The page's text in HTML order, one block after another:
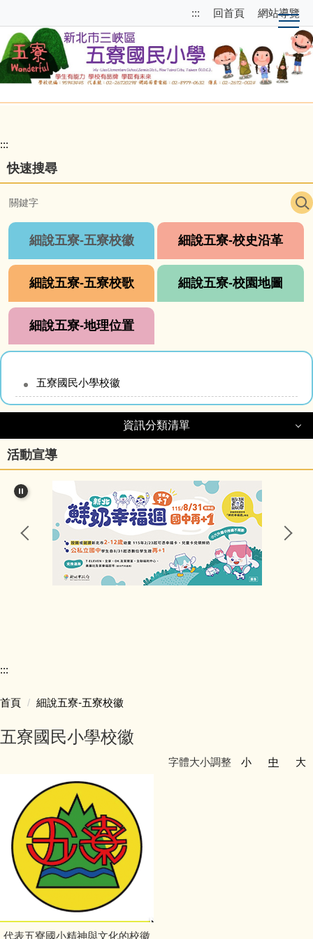
到
主
要
內
容
區
:::
至
方
選
區
回首頁 網站導覽
園
主
選
單
導
:::
快速搜尋
細說五寮-五寮校徽 細說五寮-校史沿革
細說五寮-五寮校歌 細說五寮-校園地圖
細說五寮-地理位置
五寮國民小學校徽
資訊分類清單
資訊分類清單
細說五寮
行政處室
公告訊息
獎助學金
校車資訊
招生資訊
檔案下載
活動宣導
:::
首頁 細說五寮-五寮校徽
五寮國民小學校徽
字體大小調整 小 中 大
代表五寮國小精神與文化的校徽